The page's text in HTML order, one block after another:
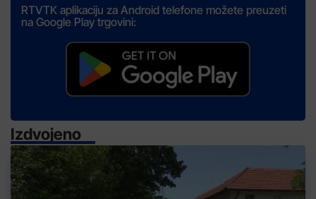
RTVTK aplikaciju za Android telefone možete preuzeti
na Google Play trgovini:
Izdvojeno